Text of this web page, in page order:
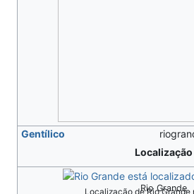
Gentílico
Localização
Rio Grande
Localização de Rio Grande